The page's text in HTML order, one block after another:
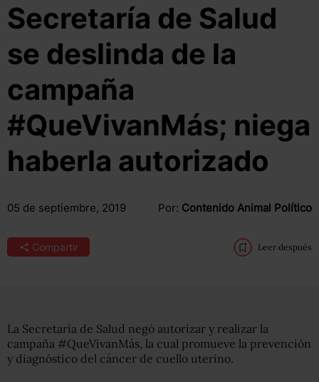
Secretaría de Salud
se deslinda de la
campaña
#QueVivanMás; niega
haberla autorizado
05 de septiembre, 2019 Por: Contenido Animal Político
Compartir Leer después
La Secretaría de Salud negó autorizar y realizar la
campaña #QueVivanMás, la cual promueve la prevención
y diagnóstico del cáncer de cuello uterino.